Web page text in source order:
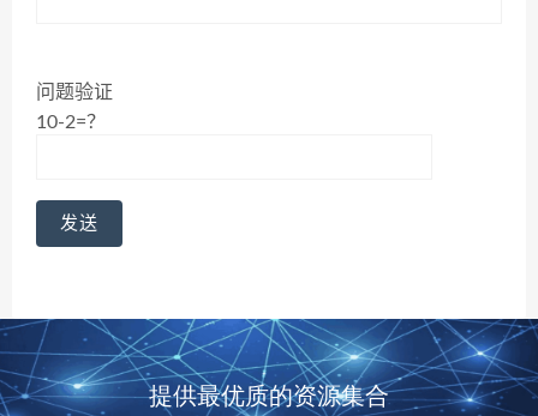
问题验证
10-2=？
提供最优质的资源集合